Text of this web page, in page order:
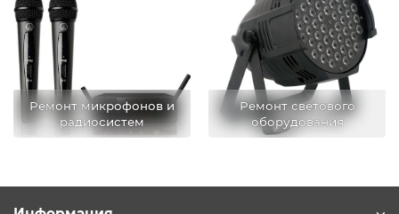
Ремонт микрофонов и
радиосистем
Ремонт светового
оборудования